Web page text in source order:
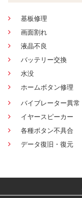
基板修理
画面割れ
液晶不良
バッテリー交換
水没
ホームボタン修理
バイブレーター異常
イヤースピーカー
各種ボタン不具合
データ復旧・復元